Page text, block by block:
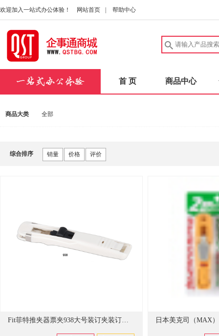
欢迎加入一站式办公体验！ 网站首页 帮助中心
首 页 商品中心
商品大类 全部
综合排序 销量 价格 评价
Fit菲特推夹器票夹938大号装订夹装订器夹纸60张文件夹子金属夹试卷夹重复使用 推夹器（单位：个）